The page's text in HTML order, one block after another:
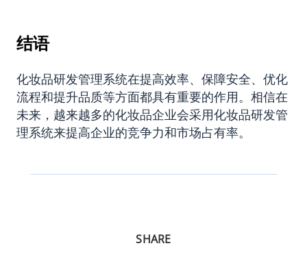
结语
化妆品研发管理系统在提高效率、保障安全、优化
流程和提升品质等方面都具有重要的作用。相信在
未来，越来越多的化妆品企业会采用化妆品研发管
理系统来提高企业的竞争力和市场占有率。
SHARE